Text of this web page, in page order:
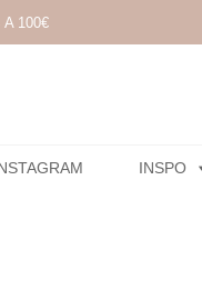
100€
INSPO